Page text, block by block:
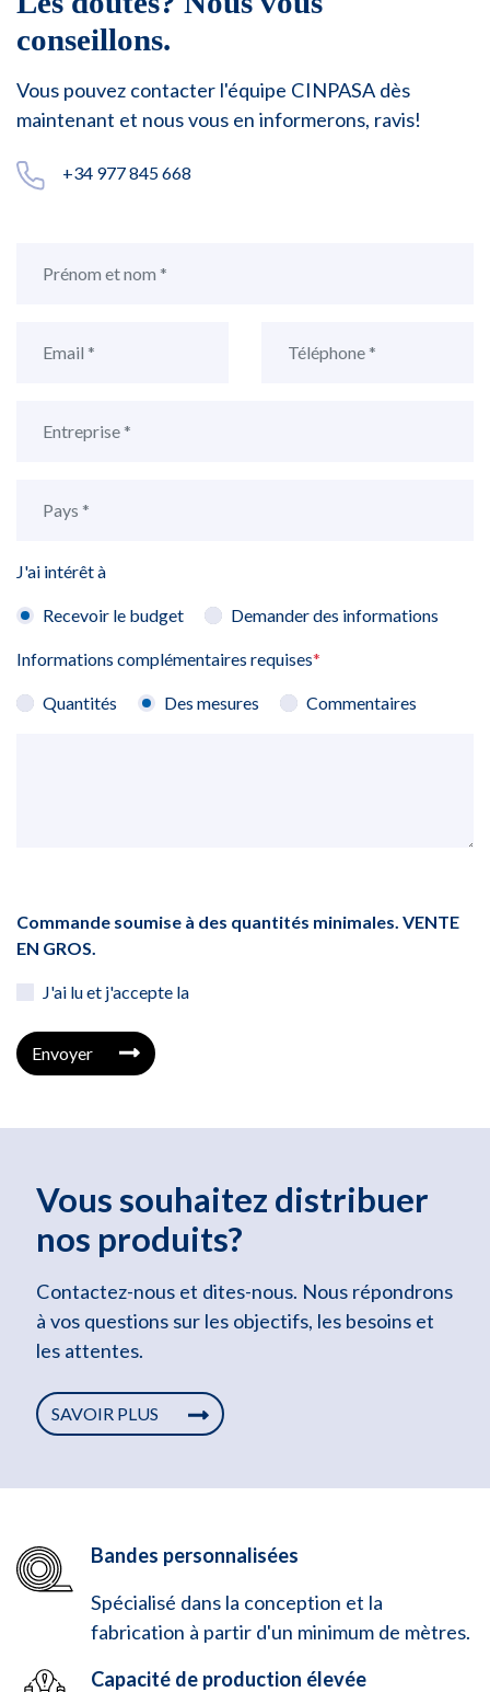
conseillons.
Vous pouvez contacter l'équipe CINPASA dès
maintenant et nous vous en informerons, ravis!
+34 977 845 668
J'ai intérêt à
Recevoir le budget Demander des informations
Informations complémentaires requises*
Quantités Des mesures Commentaires
Commande soumise à des quantités minimales. VENTE
EN GROS.
J'ai lu et j'accepte la
Envoyer
Vous souhaitez distribuer
nos produits?
Contactez-nous et dites-nous. Nous répondrons
à vos questions sur les objectifs, les besoins et
les attentes.
SAVOIR PLUS
Bandes personnalisées
Spécialisé dans la conception et la
fabrication à partir d'un minimum de mètres.
Capacité de production élevée